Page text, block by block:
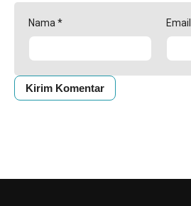
Nama * Email